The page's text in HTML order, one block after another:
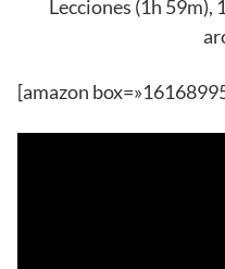
Lecciones (1h 59m),
[amazon